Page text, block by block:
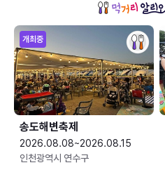
개최중
송도해변축제
2026.08.08~2026.08.15
인천광역시 연수구